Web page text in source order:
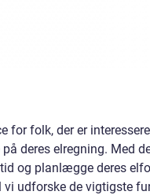
for folk, der er
deres elregning. Med
og planlægge deres
vi udforske de vigtigste